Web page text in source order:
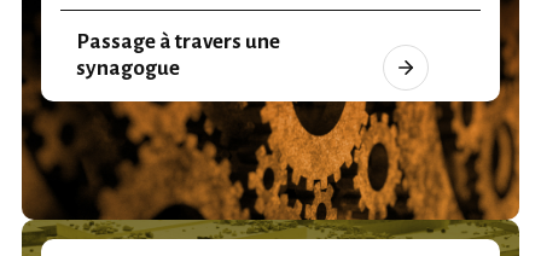
Passage à travers une
synagogue